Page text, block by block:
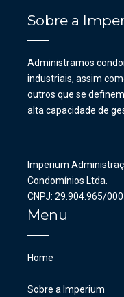
Sobre a
Administramos
industriais, assim
outros que se
alta capacidade de
Imperium
Condomínios Ltda.
CNPJ: 29.904.965/
Menu
Home
Sobre a Imperium